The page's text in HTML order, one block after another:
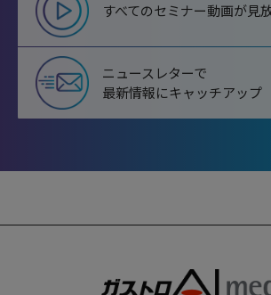
すべてのセミナー動画が見
ニュースレターで
最新情報にキャッチアップ